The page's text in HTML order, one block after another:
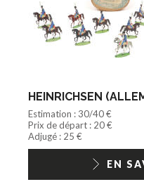
HEINRICHSEN
Estimation : 30/40 €
Prix de départ : 20 €
Adjugé : 25 €
EN